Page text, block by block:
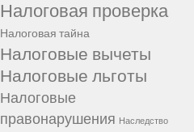
Налоговая проверка
Налоговая тайна
Налоговые вычеты
Налоговые льготы
Налоговые
правонарушения Наследство